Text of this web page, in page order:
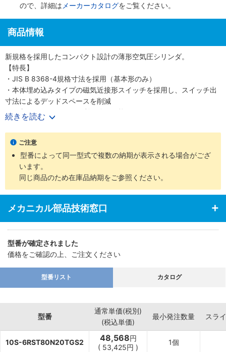
ので、詳細は メーカーカタログをご覧ください。
商品情報
新規格を採用したコンパクト設計の薄形空気圧シリンダ。
【特長】
・JIS B 8368-4規格寸法を採用（基本形のみ）
・本体埋め込みタイプの磁気近接形スイッチを採用し、スイッチ出
寸法によるデッドスペースを削減
・保守メンテナンスに便利な分解可能形
・ロッド先端部仕様は、めねじ、おねじの2タイプを用意
・支持金具の種類、ロッド先端部の付属品など豊富に揃え幅広い用
途に対応
続きを読む
ご注意
型番によって同一型式で複数の納期が表示される場合がござ
います。
同じ商品のため在庫品納期をご参照ください。
メカニカル部品技術窓口
型番が確定されました
価格をご確認の上、ご注文ください
型番リスト カタログ
型番
通常単価(税別)
(税込単価)
最小発注数量 スラ
10S-6RST80N20TGS2 48,568円
( 53,425円 )
1個